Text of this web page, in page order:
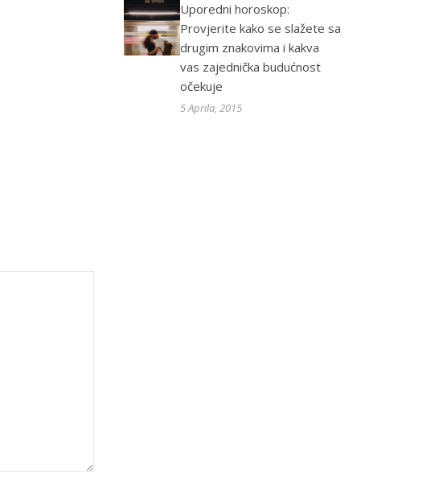
Uporedni horoskop:
Provjerite kako se slažete sa
drugim znakovima i kakva
vas zajednička budućnost
očekuje
5 Aprila, 2015